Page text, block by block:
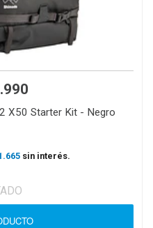
X50 Starter Kit - Negro
sin interés.